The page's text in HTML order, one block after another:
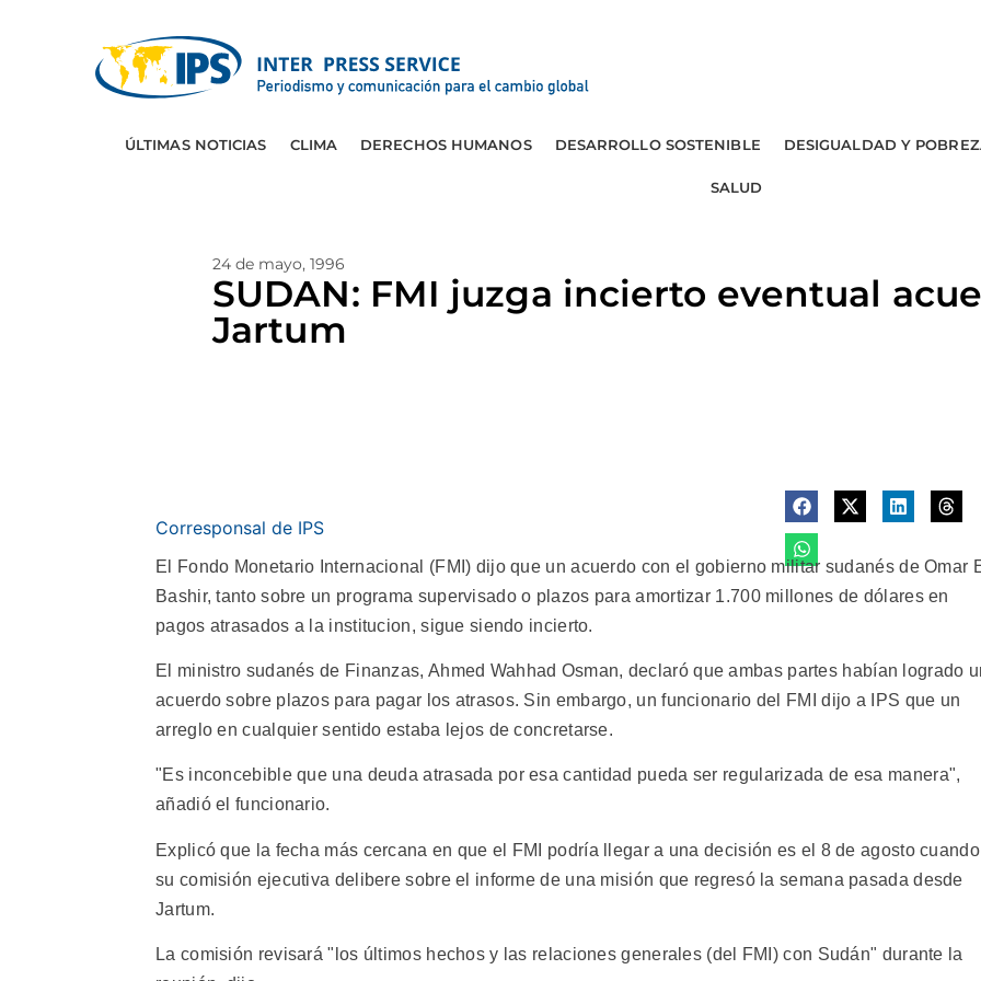
ÚLTIMAS NOTICIAS CLIMA DERECHOS HUMANOS DESARROLLO SOSTENIBLE DESIGUALDAD Y
SALUD
24 de mayo, 1996
SUDAN: FMI juzga incierto eventual
Jartum
Corresponsal de IPS
El Fondo Monetario Internacional (FMI) dijo que un acuerdo con el gobierno militar sudanés de Omar
Bashir, tanto sobre un programa supervisado o plazos para amortizar 1.700 millones de dólares en
pagos atrasados a la institucion, sigue siendo incierto.
El ministro sudanés de Finanzas, Ahmed Wahhad Osman, declaró que ambas partes habían logrado
acuerdo sobre plazos para pagar los atrasos. Sin embargo, un funcionario del FMI dijo a IPS que un
arreglo en cualquier sentido estaba lejos de concretarse.
"Es inconcebible que una deuda atrasada por esa cantidad pueda ser regularizada de esa manera",
añadió el funcionario.
Explicó que la fecha más cercana en que el FMI podría llegar a una decisión es el 8 de agosto cuando
su comisión ejecutiva delibere sobre el informe de una misión que regresó la semana pasada desde
Jartum.
La comisión revisará "los últimos hechos y las relaciones generales (del FMI) con Sudán" durante la